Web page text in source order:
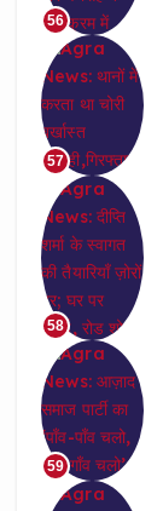
56
57
58
59